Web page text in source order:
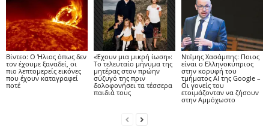
Βίντεο: Ο Ήλιος όπως δεν
τον έχουμε ξαναδεί, οι
πιο λεπτομερείς εικόνες
που έχουν καταγραφεί
ποτέ
«Έχουν μια μικρή ίωση»:
Το τελευταίο μήνυμα της
μητέρας στον πρώην
σύζυγό της πριν
δολοφονήσει τα τέσσερα
παιδιά τους
Ντέμης Χασάμπης: Ποιος
είναι ο Ελληνοκύπριος
στην κορυφή του
τμήματος AI της Google –
Οι γονείς του
ετοιμάζονταν να ζήσουν
στην Αμμόχωστο